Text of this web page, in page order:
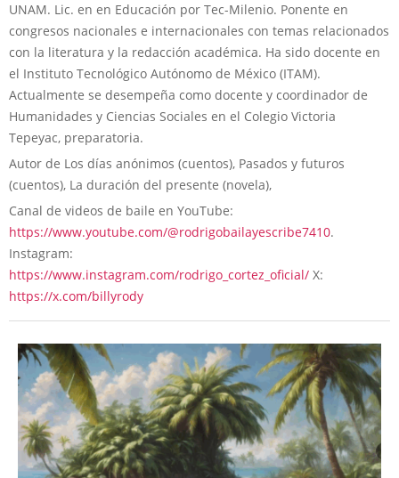
UNAM. Lic. en en Educación por Tec-Milenio. Ponente en
congresos nacionales e internacionales con temas relacionados
con la literatura y la redacción académica. Ha sido docente en
el Instituto Tecnológico Autónomo de México (ITAM).
Actualmente se desempeña como docente y coordinador de
Humanidades y Ciencias Sociales en el Colegio Victoria
Tepeyac, preparatoria.
Autor de Los días anónimos (cuentos), Pasados y futuros
(cuentos), La duración del presente (novela),
Canal de videos de baile en YouTube:
https://www.youtube.com/@rodrigobailayescribe7410.
Instagram:
https://www.instagram.com/rodrigo_cortez_oficial/ X:
https://x.com/billyrody